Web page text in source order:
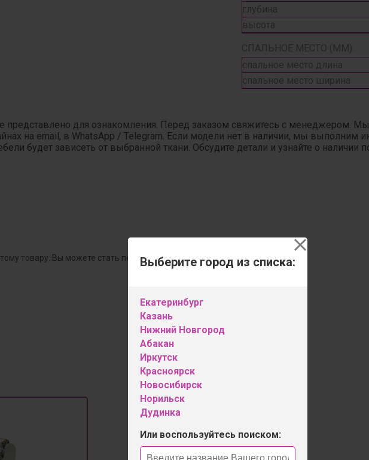
Выберите город из списка:
Екатеринбург
Казань
Нижний Новгород
Абакан
Иркутск
Красноярск
Новосибирск
Норильск
Дудинка
Или воспользуйтесь поиском:
глубина
высота
СПАЛЬНОЕ МЕСТО (ММ):
спальное место длина
спальное место ширина
представлено для ознакомления. Перед заказом свяжитесь с менеджером.
на email, в WhatsApp / Telegram. Если модели нет в наличии, мы выполним
будет зависеть от выбранной ткани. Обсудите детали и узнайте о наличии
товару. Вы можете стать первым!